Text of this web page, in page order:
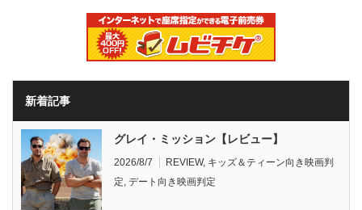
新着記事
グレイ・ミッション【レビュー】
2026/8/7 REVIEW, キッズ＆ティーン向き映画判
定, デート向き映画判定